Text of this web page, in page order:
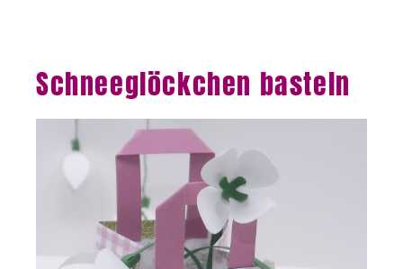
Schneeglöckchen basteln